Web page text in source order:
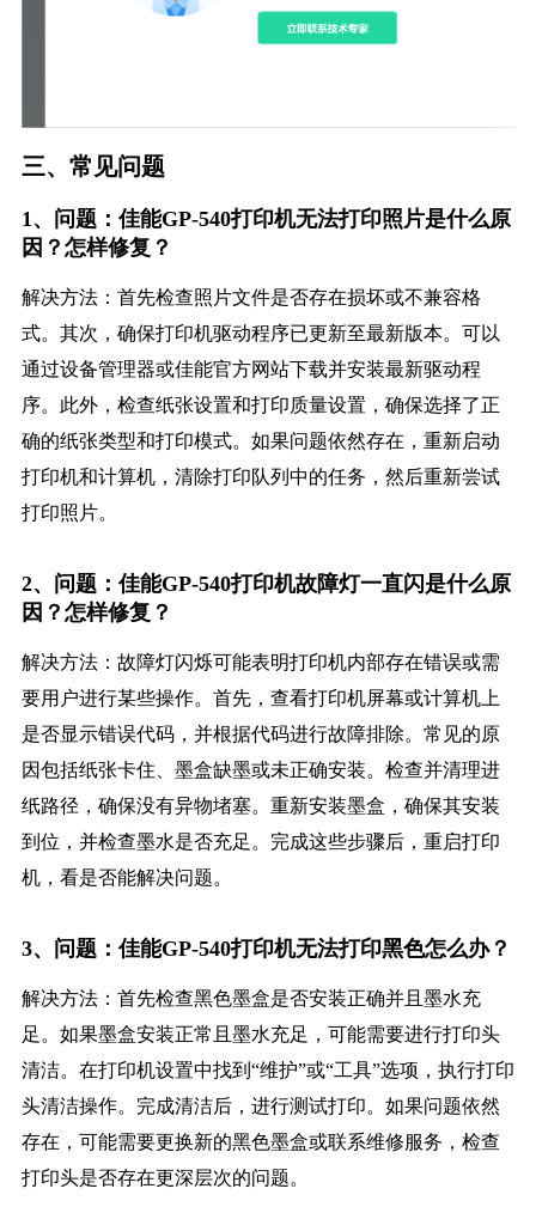
三、常见问题
1、问题：佳能GP-540打印机无法打印照片是什么原
因？怎样修复？
解决方法：首先检查照片文件是否存在损坏或不兼容格
式。其次，确保打印机驱动程序已更新至最新版本。可以
通过设备管理器或佳能官方网站下载并安装最新驱动程
序。此外，检查纸张设置和打印质量设置，确保选择了正
确的纸张类型和打印模式。如果问题依然存在，重新启动
打印机和计算机，清除打印队列中的任务，然后重新尝试
打印照片。
2、问题：佳能GP-540打印机故障灯一直闪是什么原
因？怎样修复？
解决方法：故障灯闪烁可能表明打印机内部存在错误或需
要用户进行某些操作。首先，查看打印机屏幕或计算机上
是否显示错误代码，并根据代码进行故障排除。常见的原
因包括纸张卡住、墨盒缺墨或未正确安装。检查并清理进
纸路径，确保没有异物堵塞。重新安装墨盒，确保其安装
到位，并检查墨水是否充足。完成这些步骤后，重启打印
机，看是否能解决问题。
3、问题：佳能GP-540打印机无法打印黑色怎么办？
解决方法：首先检查黑色墨盒是否安装正确并且墨水充
足。如果墨盒安装正常且墨水充足，可能需要进行打印头
清洁。在打印机设置中找到“维护”或“工具”选项，执行打印
头清洁操作。完成清洁后，进行测试打印。如果问题依然
存在，可能需要更换新的黑色墨盒或联系维修服务，检查
打印头是否存在更深层次的问题。